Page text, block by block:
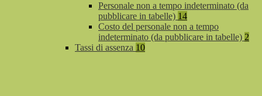
Personale non a tempo indeterminato (da
pubblicare in tabelle) 14
Costo del personale non a tempo
indeterminato (da pubblicare in tabelle) 2
Tassi di assenza 10